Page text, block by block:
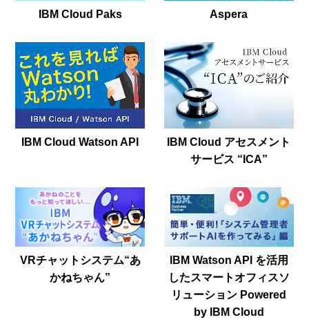
IBM Cloud Paks Aspera
IBM Cloud Watson API
IBM Cloud アセスメント
サービス “ICA”
VRチャットシステム“あ
かねちゃん”
IBM Watson API を活用
したスマートオフィスソ
リューション Powered
by IBM Cloud